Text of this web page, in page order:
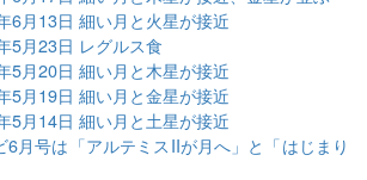
6月13日 細い月と火星が接近
5月23日 レグルス食
5月20日 細い月と木星が接近
5月19日 細い月と金星が接近
5月14日 細い月と土星が接近
6月号は「アルテミスIIが月へ」と「はじまり